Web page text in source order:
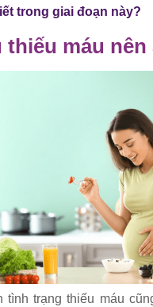
trong giai đoạn này?
thiếu máu nên
tình trạng thiếu máu